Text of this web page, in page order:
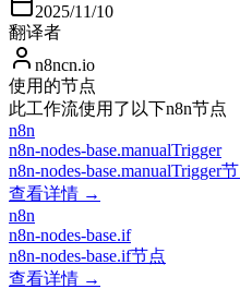
2025/11/10
翻译者
n8ncn.io
使用的节点
此工作流使用了以下n8n节点
n8n
n8n-nodes-base.manualTrigger
n8n-nodes-base.manualTrigger
查看详情 →
n8n
n8n-nodes-base.if
n8n-nodes-base.if节点
查看详情 →